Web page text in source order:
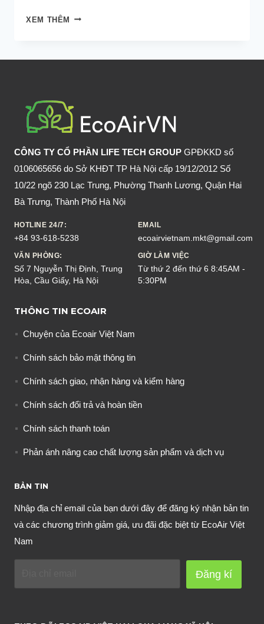
XEM THÊM NGUYÊN
MÁU
SỐT
XUẤT
HUYẾT,
CÁCH
XỬ
CÔNG TY CỔ PHẦN LIFE TECH GROUP GPĐKKD số
0106065656 do Sở KHĐT TP Hà Nội cấp 19/12/2012 Số
10/22 ngõ 230 Lạc Trung, Phường Thanh Lương, Quận Hai
Bà Trưng, Thành Phố Hà Nội
HOTLINE 24/7:
+84 93-618-5238
EMAIL
ecoairvietnam.mkt@gmail.com
VĂN PHÒNG:
Số 7 Nguyễn Thị Định, Trung
Hòa, Cầu Giấy, Hà Nội
GIỜ LÀM VIỆC
Từ thứ 2 đến thứ 6 8:45AM -
5:30PM
THÔNG TIN ECOAIR
Chuyện của Ecoair Việt Nam
Chính sách bảo mật thông tin
Chính sách giao, nhận hàng và kiểm hàng
Chính sách đổi trả và hoàn tiền
Chính sách thanh toán
Phản ánh nâng cao chất lượng sản phẩm và dịch vụ
BẢN TIN
Nhập địa chỉ email của bạn dưới đây để đăng ký nhận bản tin
và các chương trình giảm giá, ưu đãi đặc biệt từ EcoAir Việt
Nam
Đăng kí